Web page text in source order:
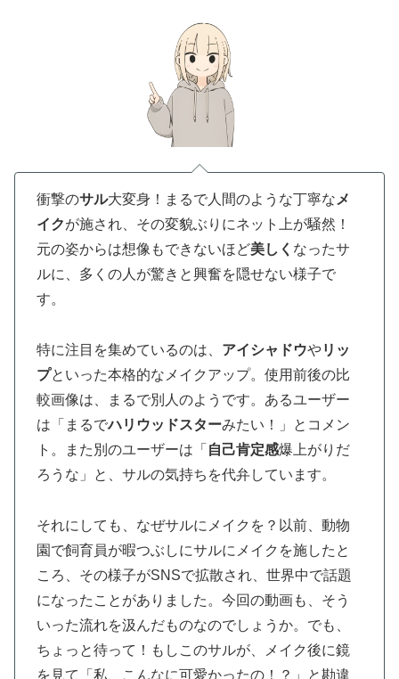
衝撃のサル大変身！まるで人間のような丁寧なメ
イクが施され、その変貌ぶりにネット上が騒然！
元の姿からは想像もできないほど美しく なったサ
ルに、多くの人が驚きと興奮を隠せない様子で
す。
特に注目を集めているのは、 アイシャドウやリッ
プといった本格的なメイクアップ。使用前後の比
較画像は、まるで別人のようです。あるユーザー
は「まるでハリウッドスターみたい！」とコメン
ト。また別のユーザーは「 自己肯定感爆上がりだ
ろうな」と、サルの気持ちを代弁しています。
それにしても、なぜサルにメイクを？以前、動物
園で飼育員が暇つぶしにサルにメイクを施したと
ころ、その様子がSNSで拡散され、世界中で話題
になったことがありました。今回の動画も、そう
いった流れを汲んだものなのでしょうか。でも、
ちょっと待って！もしこのサルが、メイク後に鏡
を見て「私、こんなに可愛かったの！？」と勘違